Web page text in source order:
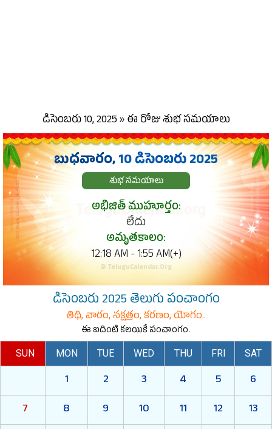
డిసెంబరు 10, 2025 » ఈ రోజు శుభ సమయాలు
బుధవారం,10 డిసెంబరు 2025
శుభ సమయాలు
అభిజిత్ ముహూర్తం:
లేదు
అమృతకాలం:
12:18 AM - 1:55 AM(+)
© TeluguCalendar.Org
డిసెంబరు 2025 తెలుగు పంచాంగం
తిథి, వారం, నక్షత్రం, కరణం, యోగం..
ఈ ఐదింటి కలయికే పంచాంగం.
SUN MON TUE WED THU FRI SAT
1 2 3 4 5
6
7
8 9 10 11 12
13